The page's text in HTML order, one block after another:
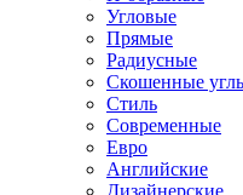
Угловые
Прямые
Радиусные
Скошенные
Стиль
Современные
Евро
Английские
Дизайнерские